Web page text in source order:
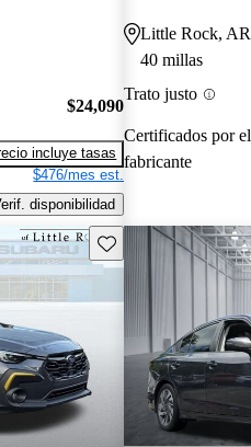
$24,090
incluye tasas
$476/mes est.
disponibilidad
Little Rock, AR
40 millas
Trato justo
Certificados por el
fabricante
Guarda este Aviso